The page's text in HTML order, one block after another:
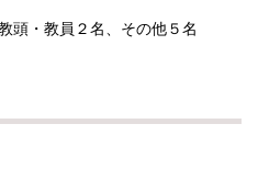
頭・教員２名、その他５名